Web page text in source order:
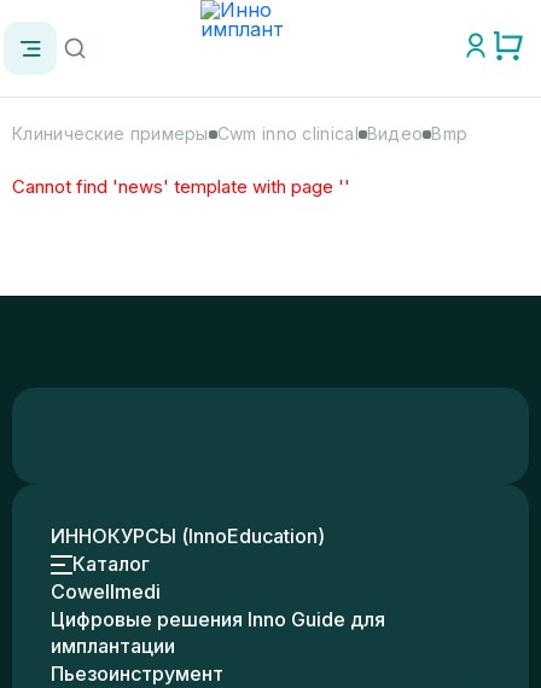
Клинические примеры Cwm inno clinical Видео Bmp
Cannot find 'news' template with page ''
ИННОКУРСЫ (InnoEducation)
Каталог
Cowellmedi
Цифровые решения Inno Guide для
имплантации
Пьезоинструмент